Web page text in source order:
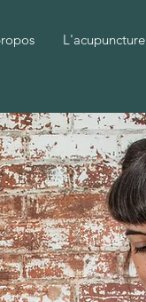
L'acupuncture